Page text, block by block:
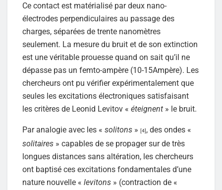
Ce contact est matérialisé par deux nano-
électrodes perpendiculaires au passage des
charges, séparées de trente nanomètres
seulement. La mesure du bruit et de son extinction
est une véritable prouesse quand on sait qu’il ne
dépasse pas un femto-ampère (10-15Ampère). Les
chercheurs ont pu vérifier expérimentalement que
seules les excitations électroniques satisfaisant
les critères de Leonid Levitov « éteignent » le bruit.
Par analogie avec les « solitons » [4] , des ondes «
solitaires » capables de se propager sur de très
longues distances sans altération, les chercheurs
ont baptisé ces excitations fondamentales d’une
nature nouvelle « levitons » (contraction de «